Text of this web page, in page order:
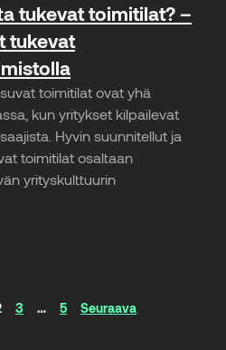
tukevat toimitilat? –
tukevat
toimitilat ovat yhä
kun yritykset kilpailevat
Hyvin suunnitellut ja
toimitilat osaltaan
yrityskulttuurin
3 … 5 Seuraava